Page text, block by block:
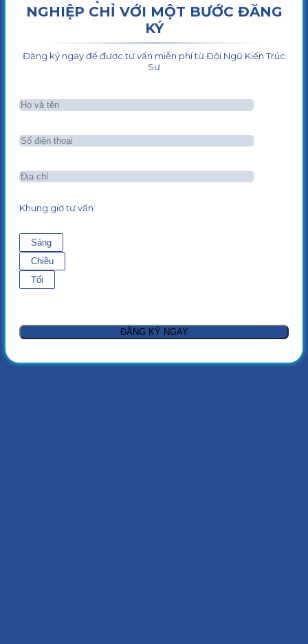
NGHIỆP CHỈ VỚI MỘT BƯỚC ĐĂNG
KÝ
Đăng ký ngay để được tư vấn miễn phí từ Đội Ngũ Kiến Trúc
Sư
Khung giờ tư vấn
Sáng
Chiều
Tối